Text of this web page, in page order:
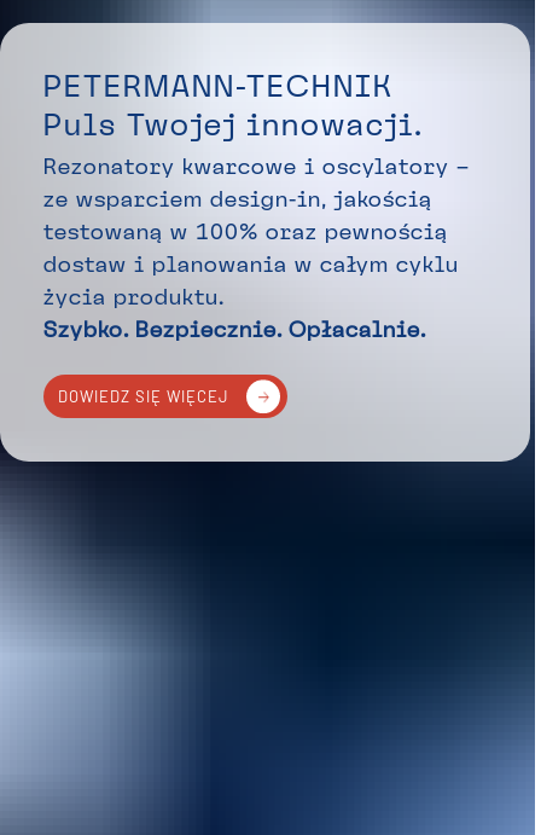
PETERMANN-TECHNIK
Puls Twojej innowacji.
Rezonatory kwarcowe i oscylatory –
ze wsparciem design-in, jakością
testowaną w 100% oraz pewnością
dostaw i planowania w całym cyklu
życia produktu.
Szybko. Bezpiecznie. Opłacalnie.
DOWIEDZ SIĘ WIĘCEJ